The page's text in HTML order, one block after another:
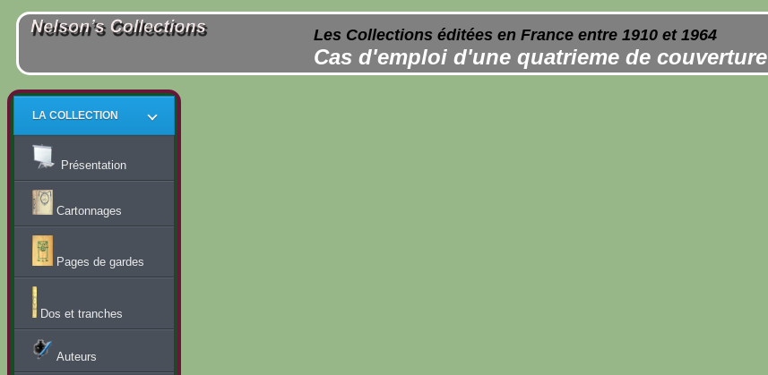
Les Collections éditées en France entre 1910 et 1964
Cas d'emploi d'une quatrieme de couverture
LA COLLECTION
Présentation
Cartonnages
Pages de gardes
Dos et tranches
Auteurs